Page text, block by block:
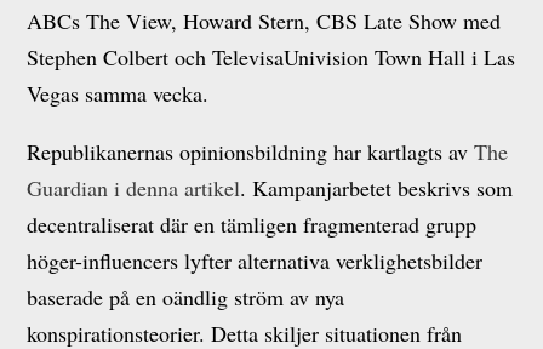
ABCs The View, Howard Stern, CBS Late Show med
Stephen Colbert och TelevisaUnivision Town Hall i Las
Vegas samma vecka.
Republikanernas opinionsbildning har kartlagts avThe
Guardian i denna artikel. Kampanjarbetet beskrivs som
decentraliserat där en tämligen fragmenterad grupp
höger-influencers lyfter alternativa verklighetsbilder
baserade på en oändlig ström av nya
konspirationsteorier. Detta skiljer situationen från